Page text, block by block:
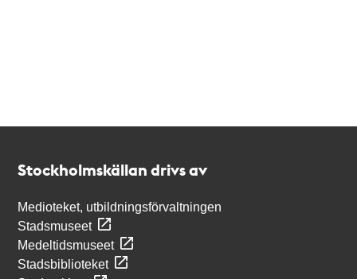
Stockholmskällan drivs av
Medioteket, utbildningsförvaltningen
Stadsmuseet
Medeltidsmuseet
Stadsbiblioteket